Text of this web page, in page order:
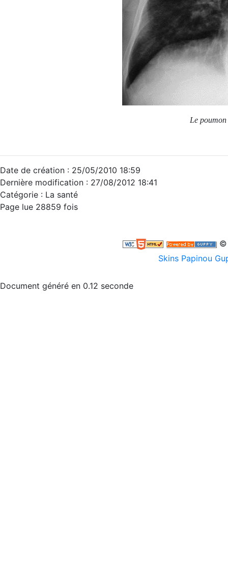
Le
Date de création : 25/05/2010 18:59
Dernière modification : 27/08/2012 18:41
Catégorie : La santé
Page lue 28859 fois
©
Skins Papinou
Document généré en 0.12 seconde